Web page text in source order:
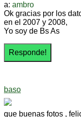
a: ambro
Ok gracias por los
en el 2007 y 2008,
Yo soy de Bs As
baso
que buenas fotos ,